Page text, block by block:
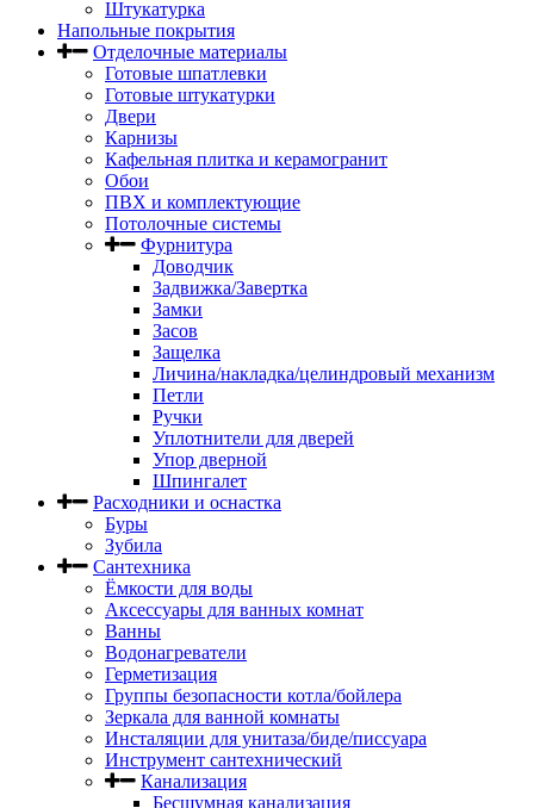
Штукатурка
Напольные покрытия
Отделочные материалы
Готовые шпатлевки
Готовые штукатурки
Двери
Карнизы
Кафельная плитка и керамогранит
Обои
ПВХ и комплектующие
Потолочные системы
Фурнитура
Доводчик
Задвижка/Завертка
Замки
Засов
Защелка
Личина/накладка/целиндровый механизм
Петли
Ручки
Уплотнители для дверей
Упор дверной
Шпингалет
Расходники и оснастка
Буры
Зубила
Сантехника
Ёмкости для воды
Аксессуары для ванных комнат
Ванны
Водонагреватели
Герметизация
Группы безопасности котла/бойлера
Зеркала для ванной комнаты
Инсталяции для унитаза/биде/писсуара
Инструмент сантехнический
Канализация
Бесшумная канализация